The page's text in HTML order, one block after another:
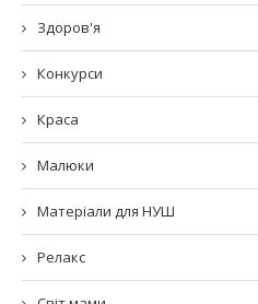
Здоров'я
Конкурси
Краса
Малюки
Матеріали для НУШ
Релакс